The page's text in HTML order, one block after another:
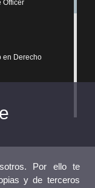
Officer
en Derecho
propio de la
Por ello te
y de terceros